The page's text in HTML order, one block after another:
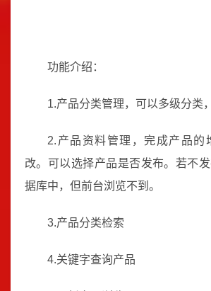
功能介绍：
1.产品分类管理，可以多级分类
2.产品资料管理，完成产品的
改。可以选择产品是否发布。若不
据库中，但前台浏览不到。
3.产品分类检索
4.关键字查询产品